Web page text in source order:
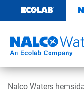
innehåll
Nalco Waters hemsida